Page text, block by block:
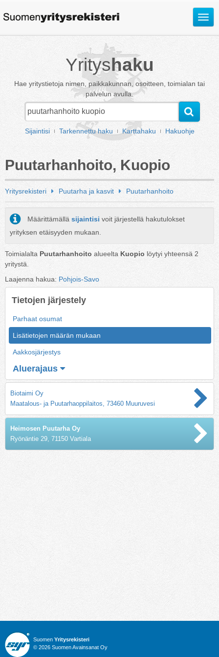
Avaa
Yrityshaku
Hae yritystietoja nimen, paikkakunnan, osoitteen, toimialan tai
palvelun avulla.
Sijaintisi Tarkennettu haku Karttahaku Hakuohje
Puutarhanhoito, Kuopio
Yritysrekisteri Puutarha ja kasvit Puutarhanhoito
Määrittämällä sijaintisi voit järjestellä hakutulokset
yrityksen etäisyyden mukaan.
Toimialalta Puutarhanhoito alueelta Kuopio löytyi yhteensä 2
yritystä.
Laajenna hakua: Pohjois-Savo
Tietojen järjestely
Parhaat osumat
Lisätietojen määrän mukaan
Aakkosjärjestys
Aluerajaus
Biotaimi Oy
Maatalous- ja Puutarhaoppilaitos, 73460 Muuruvesi
Heimosen Puutarha Oy
Ryönäntie 29, 71150 Vartiala
Suomen Yritysrekisteri
© 2026 Suomen Avainsanat Oy